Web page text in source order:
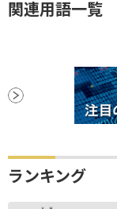
関連用語一覧
ランキング